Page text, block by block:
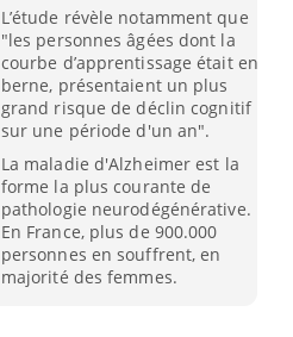
L’étude révèle notamment que
"les personnes âgées dont la
courbe d’apprentissage était en
berne, présentaient un plus
grand risque de déclin cognitif
sur une période d'un an".
La maladie d'Alzheimer est la
forme la plus courante de
pathologie neurodégénérative.
En France, plus de 900.000
personnes en souffrent, en
majorité des femmes.